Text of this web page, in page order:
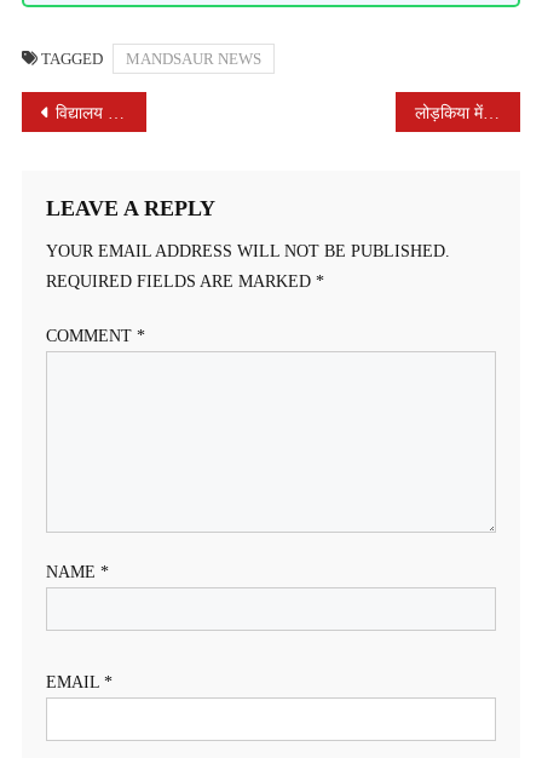
TAGGED MANDSAUR NEWS
POST
विद्यालय मे छात्र छात्राए भी सुरक्षित नहीं है लोड़किया में नि:शुल्‍क चिकित्‍सा शिविर सम्‍पन्‍न
LEAVE A REPLY
YOUR EMAIL ADDRESS WILL NOT BE PUBLISHED.
REQUIRED FIELDS ARE MARKED *
COMMENT *
NAME *
EMAIL *